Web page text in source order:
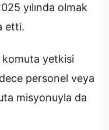
yılında olmak
etti.
komuta yetkisi
personel veya
misyonuyla da